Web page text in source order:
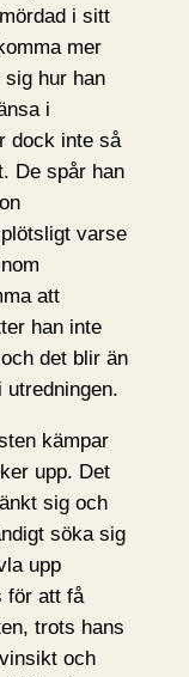
i sitt
mer
sig hur han
i
dock inte så
De spår han
varse
att
han inte
det blir än
kämpar
upp. Det
sig och
söka sig
upp
för att få
trots hans
och